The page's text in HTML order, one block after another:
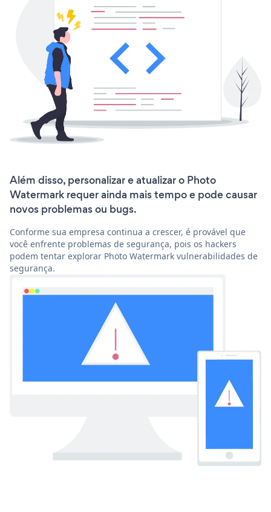
Além disso, personalizar e atualizar o Photo
Watermark requer ainda mais tempo e pode causar
novos problemas ou bugs.
Conforme sua empresa continua a crescer, é provável que
você enfrente problemas de segurança, pois os hackers
podem tentar explorar Photo Watermark vulnerabilidades de
segurança.